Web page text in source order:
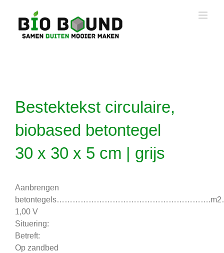
inhoud
Bestektekst circulaire,
biobased betontegel
30 x 30 x 5 cm | grijs
Aanbrengen
1,00 V
Situering:
Betreft:
Op zandbed